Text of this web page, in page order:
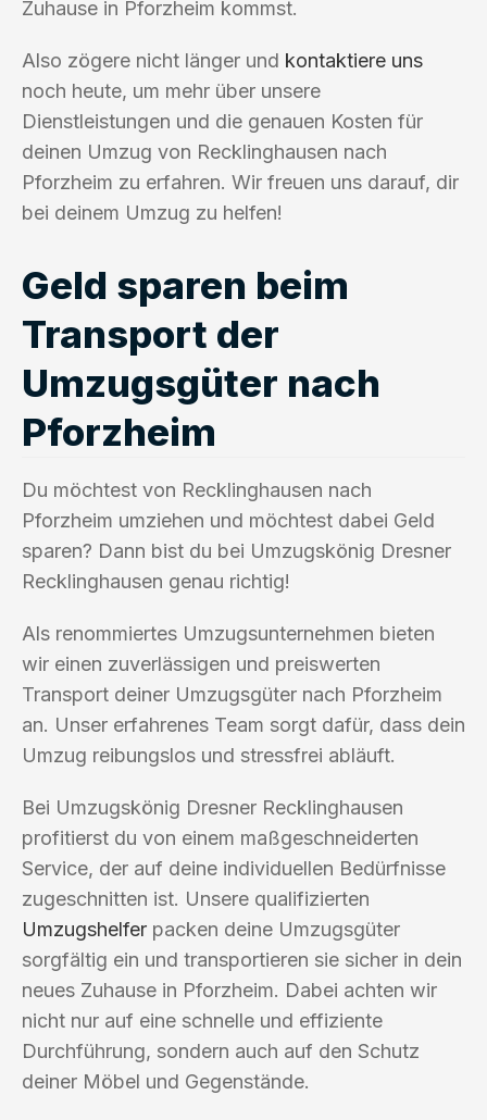
Zuhause in Pforzheim kommst.
Also zögere nicht länger und kontaktiere uns
noch heute, um mehr über unsere
Dienstleistungen und die genauen Kosten für
deinen Umzug von Recklinghausen nach
Pforzheim zu erfahren. Wir freuen uns darauf, dir
bei deinem Umzug zu helfen!
Geld sparen beim
Transport der
Umzugsgüter nach
Pforzheim
Du möchtest von Recklinghausen nach
Pforzheim umziehen und möchtest dabei Geld
sparen? Dann bist du bei Umzugskönig Dresner
Recklinghausen genau richtig!
Als renommiertes Umzugsunternehmen bieten
wir einen zuverlässigen und preiswerten
Transport deiner Umzugsgüter nach Pforzheim
an. Unser erfahrenes Team sorgt dafür, dass dein
Umzug reibungslos und stressfrei abläuft.
Bei Umzugskönig Dresner Recklinghausen
profitierst du von einem maßgeschneiderten
Service, der auf deine individuellen Bedürfnisse
zugeschnitten ist. Unsere qualifizierten
Umzugshelfer packen deine Umzugsgüter
sorgfältig ein und transportieren sie sicher in dein
neues Zuhause in Pforzheim. Dabei achten wir
nicht nur auf eine schnelle und effiziente
Durchführung, sondern auch auf den Schutz
deiner Möbel und Gegenstände.